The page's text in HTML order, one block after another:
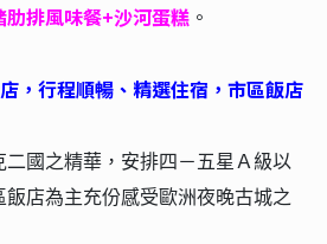
肋排風味餐+沙河蛋糕。
，行程順暢、精選住宿，市區飯店
國之精華，安排四－五星Ａ級以
飯店為主充份感受歐洲夜晚古城之